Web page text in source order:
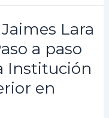
Lara
a paso
Institución
en